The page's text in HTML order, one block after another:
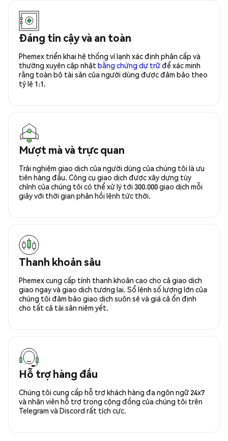
Đáng tin cậy và an toàn
Phemex triển khai hệ thống ví lạnh xác định phân cấp và
thường xuyên cập nhật bằng chứng dự trữđể xác minh
rằng toàn bộ tài sản của người dùng được đảm bảo theo
tỷ lệ 1:1.
Mượt mà và trực quan
Trải nghiệm giao dịch của người dùng của chúng tôi là ưu
tiên hàng đầu. Công cụ giao dịch được xây dựng tùy
chỉnh của chúng tôi có thể xử lý tới 300.000 giao dịch mỗi
giây với thời gian phản hồi lệnh tức thời.
Thanh khoản sâu
Phemex cung cấp tính thanh khoản cao cho cả giao dịch
giao ngay và giao dịch tương lai. Sổ lệnh số lượng lớn của
chúng tôi đảm bảo giao dịch suôn sẻ và giá cả ổn định
cho tất cả tài sản niêm yết.
Hỗ trợ hàng đầu
Chúng tôi cung cấp hỗ trợ khách hàng đa ngôn ngữ 24x7
và nhân viên hỗ trợ trong cộng đồng của chúng tôi trên
Telegram và Discord rất tích cực.